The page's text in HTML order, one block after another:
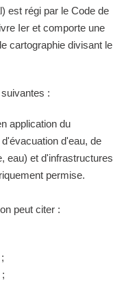
est régi par le Code de
Ier et comporte une
cartographie divisant le
:
application du
d'eau, de
eau) et d'infrastructures
permise.
peut citer :